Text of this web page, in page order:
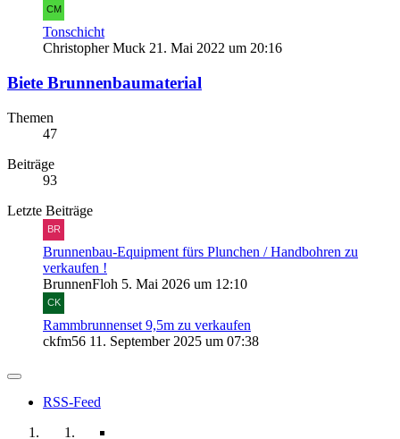
Tonschicht
Christopher Muck 21. Mai 2022 um 20:16
Biete Brunnenbaumaterial
Themen
47
Beiträge
93
Letzte Beiträge
Brunnenbau-Equipment fürs Plunchen / Handbohren zu
verkaufen !
BrunnenFloh 5. Mai 2026 um 12:10
Rammbrunnenset 9,5m zu verkaufen
ckfm56 11. September 2025 um 07:38
RSS-Feed